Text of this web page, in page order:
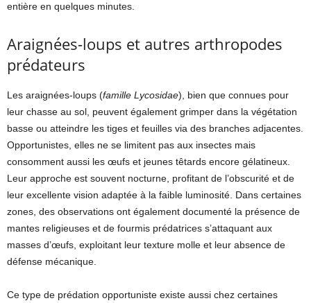
entière en quelques minutes.
Araignées-loups et autres arthropodes
prédateurs
Les araignées-loups (famille Lycosidae), bien que connues pour
leur chasse au sol, peuvent également grimper dans la végétation
basse ou atteindre les tiges et feuilles via des branches adjacentes.
Opportunistes, elles ne se limitent pas aux insectes mais
consomment aussi les œufs et jeunes têtards encore gélatineux.
Leur approche est souvent nocturne, profitant de l’obscurité et de
leur excellente vision adaptée à la faible luminosité. Dans certaines
zones, des observations ont également documenté la présence de
mantes religieuses et de fourmis prédatrices s’attaquant aux
masses d’œufs, exploitant leur texture molle et leur absence de
défense mécanique.
Ce type de prédation opportuniste existe aussi chez certaines